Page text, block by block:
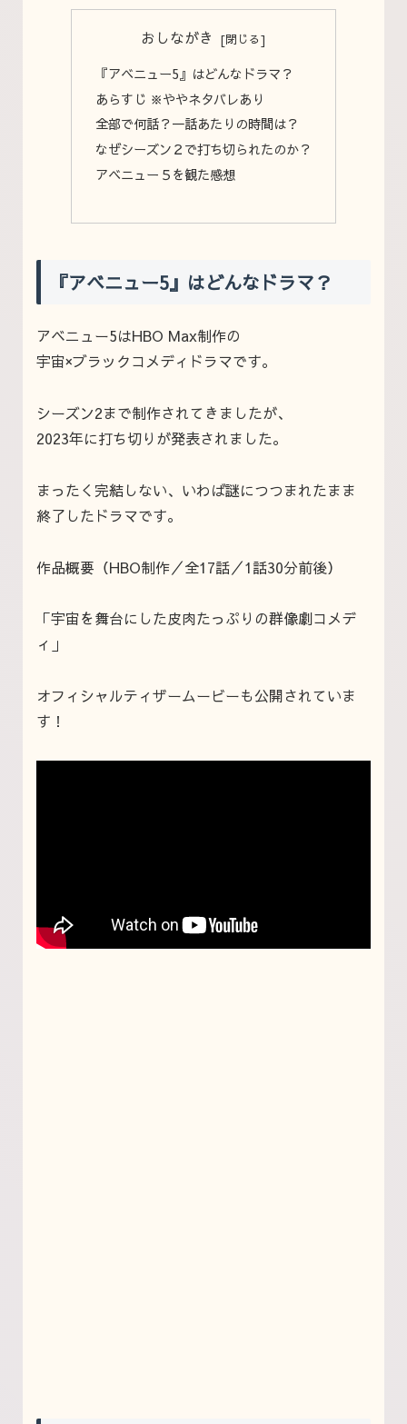
おしながき
『アベニュー5』はどんなドラマ？
あらすじ ※ややネタバレあり
全部で何話？一話あたりの時間は？
なぜシーズン２で打ち切られたのか？
アベニュー５を観た感想
『アベニュー5』はどんなドラマ？
アベニュー5はHBO Max制作の
宇宙×ブラックコメディドラマです。
シーズン2まで制作されてきましたが、
2023年に打ち切りが発表されました。
まったく完結しない、いわば謎につつまれたまま
終了したドラマです。
作品概要（HBO制作／全17話／1話30分前後）
「宇宙を舞台にした皮肉たっぷりの群像劇コメデ
ィ」
オフィシャルティザームービーも公開されていま
す！